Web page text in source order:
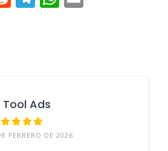
m
Tool Ads
FEBRERO DE 2026